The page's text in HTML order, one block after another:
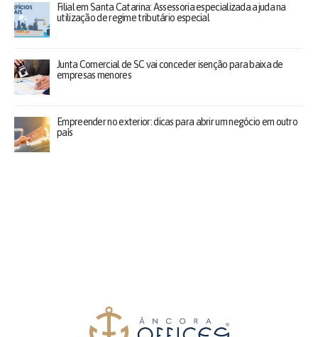
Filial em Santa Catarina: Assessoria especializada ajuda na
utilização de regime tributário especial
Junta Comercial de SC vai conceder isenção para baixa de
empresas menores
Empreender no exterior: dicas para abrir um negócio em outro
país